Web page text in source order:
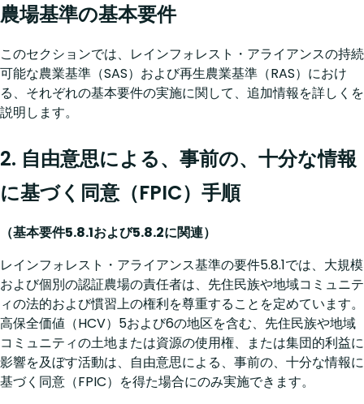
農場基準の基本要件
このセクションでは、レインフォレスト・アライアンスの持続
可能な農業基準（SAS）および再生農業基準（RAS）におけ
る、それぞれの基本要件の実施に関して、追加情報を詳しくを
説明します。
2. 自由意思による、事前の、十分な情報
に基づく同意（FPIC）手順
（基本要件5.8.1および5.8.2に関連）
レインフォレスト・アライアンス基準の要件5.8.1では、大規模
および個別の認証農場の責任者は、先住民族や地域コミュニテ
ィの法的および慣習上の権利を尊重することを定めています。
高保全価値（HCV）5および6の地区を含む、先住民族や地域
コミュニティの土地または資源の使用権、または集団的利益に
影響を及ぼす活動は、自由意思による、事前の、十分な情報に
基づく同意（FPIC）を得た場合にのみ実施できます。